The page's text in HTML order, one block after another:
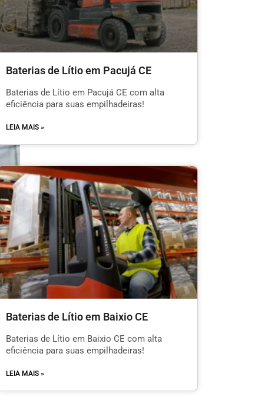
Baterias de Lítio em Pacujá CE
Baterias de Lítio em Pacujá CE com alta
eficiência para suas empilhadeiras!
LEIA MAIS »
Baterias de Lítio em Baixio CE
Baterias de Lítio em Baixio CE com alta
eficiência para suas empilhadeiras!
LEIA MAIS »